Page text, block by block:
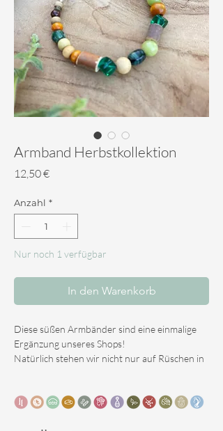
Armband Herbstkollektion
12,50 €Preis
Anzahl *
Nur noch 1 verfügbar
In den Warenkorb
Diese süßen Armbänder sind eine einmalige
Ergänzung unseres Shops!
Natürlich stehen wir nicht nur auf Rüschen in
Die Armbänder sind handgefertigt und die